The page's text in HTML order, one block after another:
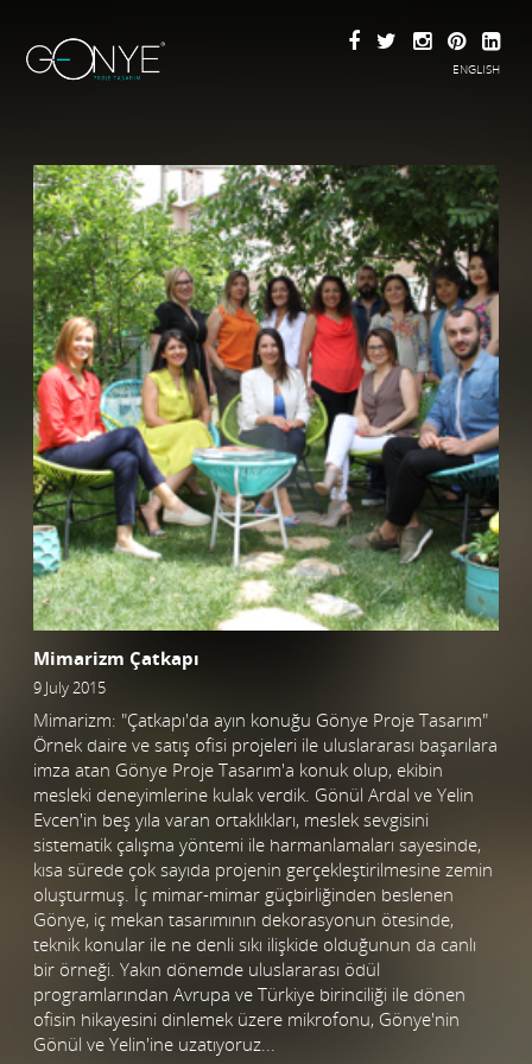
ENGLISH
Mimarizm Çatkapı
9 July 2015
Mimarizm: "Çatkapı'da ayın konuğu Gönye Proje Tasarım"
Örnek daire ve satış ofisi projeleri ile uluslararası başarılara
imza atan Gönye Proje Tasarım'a konuk olup, ekibin
mesleki deneyimlerine kulak verdik. Gönül Ardal ve Yelin
Evcen'in beş yıla varan ortaklıkları, meslek sevgisini
sistematik çalışma yöntemi ile harmanlamaları sayesinde,
kısa sürede çok sayıda projenin gerçekleştirilmesine zemin
oluşturmuş. İç mimar-mimar güçbirliğinden beslenen
Gönye, iç mekan tasarımının dekorasyonun ötesinde,
teknik konular ile ne denli sıkı ilişkide olduğunun da canlı
bir örneği. Yakın dönemde uluslararası ödül
programlarından Avrupa ve Türkiye birinciliği ile dönen
ofisin hikayesini dinlemek üzere mikrofonu, Gönye'nin
Gönül ve Yelin'ine uzatıyoruz...